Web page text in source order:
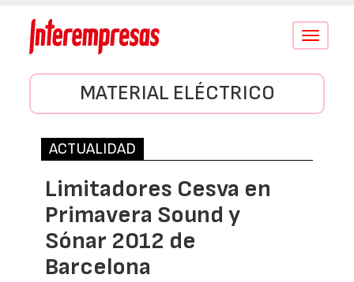
Conmutar
MATERIAL ELÉCTRICO
ACTUALIDAD
Limitadores Cesva en
Primavera Sound y
Sónar 2012 de
Barcelona